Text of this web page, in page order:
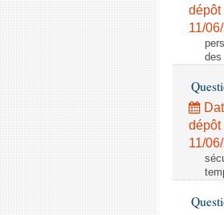
dépôt
11/
des
dépôt
11/